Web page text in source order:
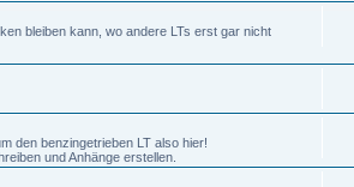
bleiben kann, wo andere LTs erst gar nicht
den benzingetrieben LT also hier!
und Anhänge erstellen.